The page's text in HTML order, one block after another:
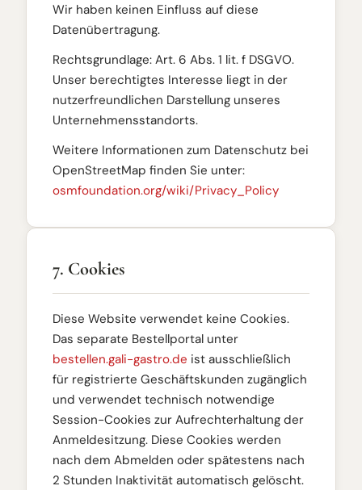
Wir haben keinen Einfluss auf diese
Datenübertragung.
Rechtsgrundlage: Art. 6 Abs. 1 lit. f DSGVO.
Unser berechtigtes Interesse liegt in der
nutzerfreundlichen Darstellung unseres
Unternehmensstandorts.
Weitere Informationen zum Datenschutz bei
OpenStreetMap finden Sie unter:
osmfoundation.org/wiki/Privacy_Policy
7. Cookies
Diese Website verwendet keine Cookies.
Das separate Bestellportal unter
bestellen.gali-gastro.de ist ausschließlich
für registrierte Geschäftskunden zugänglich
und verwendet technisch notwendige
Session-Cookies zur Aufrechterhaltung der
Anmeldesitzung. Diese Cookies werden
nach dem Abmelden oder spätestens nach
2 Stunden Inaktivität automatisch gelöscht.